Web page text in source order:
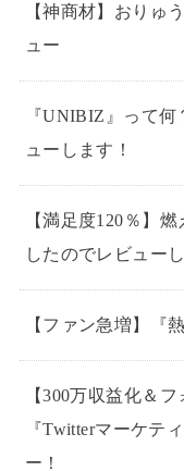
【神商材】おりゅ
ュー
『UNIBIZ』って
ューします！
【満足度120％】
したのでレビュー
【ファン急増】『
【300万収益化＆
『Twitterマーケテ
ー！